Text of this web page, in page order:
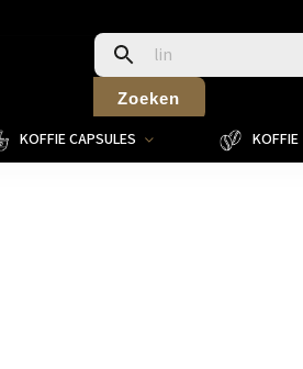
Zoeken
KOFFIE CAPSULES KOFFIE